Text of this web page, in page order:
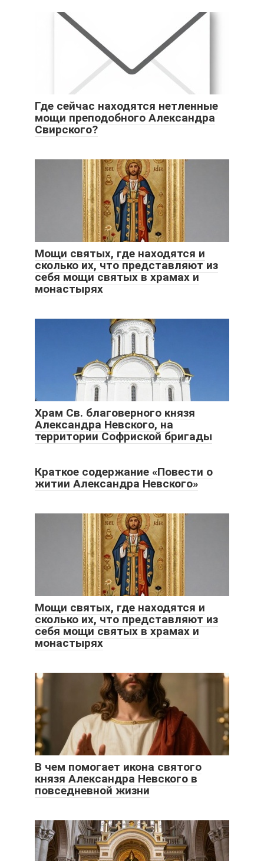
Где сейчас находятся нетленные
мощи преподобного Александра
Свирского?
Мощи святых, где находятся и
сколько их, что представляют из
себя мощи святых в храмах и
монастырях
Храм Св. благоверного князя
Александра Невского, на
территории Софриской бригады
Краткое содержание «Повести о
житии Александра Невского»
Мощи святых, где находятся и
сколько их, что представляют из
себя мощи святых в храмах и
монастырях
В чем помогает икона святого
князя Александра Невского в
повседневной жизни